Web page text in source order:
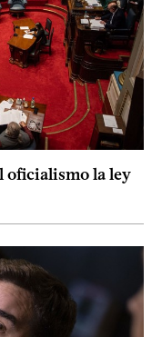
oficialismo la ley